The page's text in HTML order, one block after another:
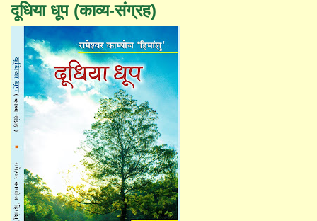
दूधिया धूप (काव्य-संग्रह)